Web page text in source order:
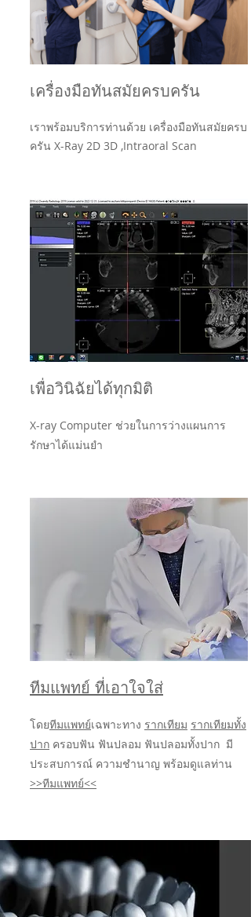
เครื่องมือทันสมัยครบครัน
เราพร้อมบริการท่านด้วย เครื่องมือทันสมัยครบ
ครัน X-Ray 2D 3D ,Intraoral Scan
เพื่อวินิฉัยได้ทุกมิติ
X-ray Computer ช่วยในการว่างแผนการ
รักษาได้แม่นยำ
ทีมแพทย์ ที่เอาใจใส่
โดยทีมแพทย์เฉพาะทาง รากเทียม รากเทียมทั้ง
ปาก ครอบฟัน ฟันปลอม ฟันปลอมทั้งปาก มี
ประสบการณ์ ความชำนาญ พร้อมดูแลท่าน
>>ทีมแพทย์<<